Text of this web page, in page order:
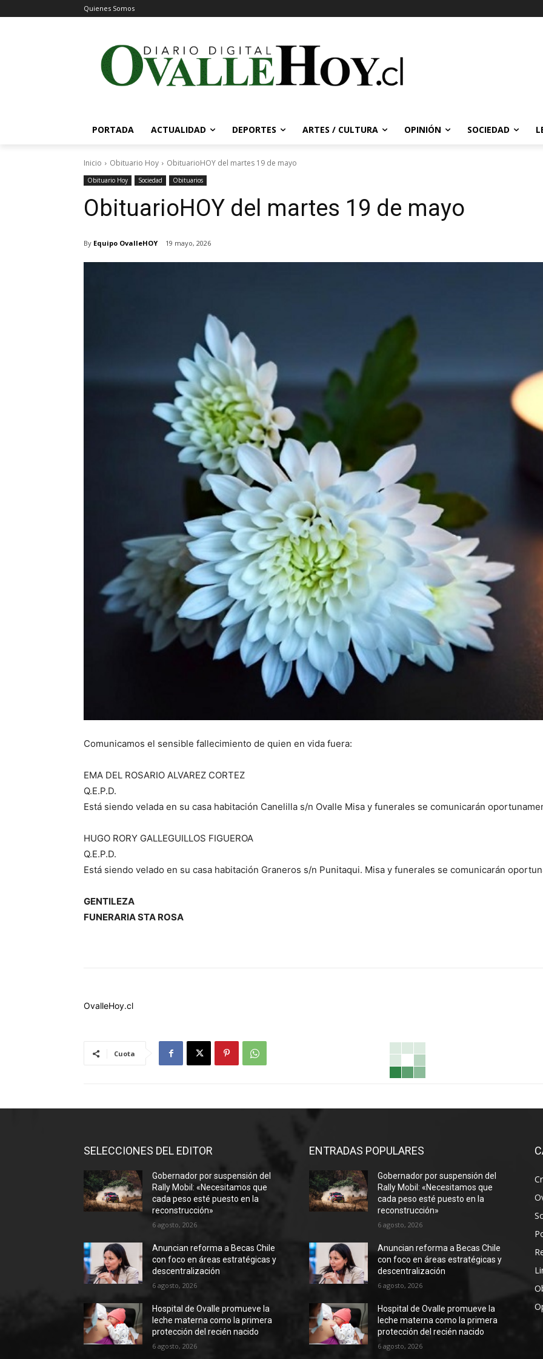
Quienes Somos
PORTADA ACTUALIDAD DEPORTES ARTES / CULTURA OPINIÓN SOCIEDAD
Inicio Obituario Hoy ObituarioHOY del martes 19 de mayo
Obituario Hoy Sociedad Obituarios
ObituarioHOY del martes 19 de mayo
By Equipo OvalleHOY 19 mayo, 2026
Comunicamos el sensible fallecimiento de quien en vida fuera:
EMA DEL ROSARIO ALVAREZ CORTEZ
Q.E.P.D.
Está siendo velada en su casa habitación Canelilla s/n Ovalle Misa y funerales se comunicarán
HUGO RORY GALLEGUILLOS FIGUEROA
Q.E.P.D.
Está siendo velado en su casa habitación Graneros s/n Punitaqui. Misa y funerales se comunicarán
GENTILEZA
FUNERARIA STA ROSA
OvalleHoy.cl
Cuota
SELECCIONES DEL EDITOR
Gobernador por suspensión del
Rally Mobil: «Necesitamos que
cada peso esté puesto en la
reconstrucción»
6 agosto, 2026
Anuncian reforma a Becas Chile
con foco en áreas estratégicas y
descentralización
6 agosto, 2026
Hospital de Ovalle promueve la
leche materna como la primera
protección del recién nacido
6 agosto, 2026
ENTRADAS POPULARES
Gobernador por suspensión del
Rally Mobil: «Necesitamos que
cada peso esté puesto en la
reconstrucción»
6 agosto, 2026
Anuncian reforma a Becas Chile
con foco en áreas estratégicas y
descentralización
6 agosto, 2026
Hospital de Ovalle promueve la
leche materna como la primera
protección del recién nacido
6 agosto, 2026